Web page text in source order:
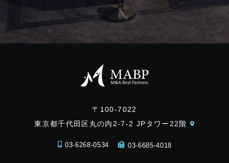
〒100-7022
東京都千代田区丸の内2-7-2 JPタワー22階
03-6268-0534 03-6685-4018